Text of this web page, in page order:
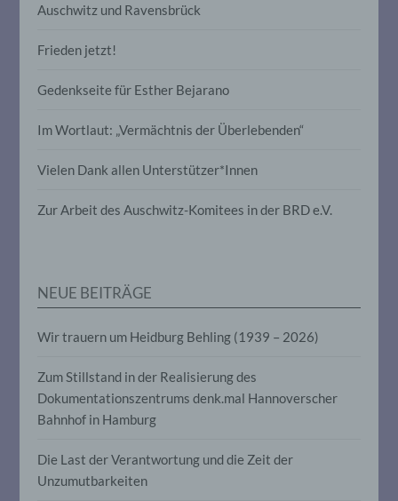
Auschwitz und Ravensbrück
Frieden jetzt!
Gedenkseite für Esther Bejarano
Im Wortlaut: „Vermächtnis der Überlebenden“
Vielen Dank allen Unterstützer*Innen
Zur Arbeit des Auschwitz-Komitees in der BRD e.V.
NEUE BEITRÄGE
Wir trauern um Heidburg Behling (1939 – 2026)
Zum Stillstand in der Realisierung des
Dokumentationszentrums denk.mal Hannoverscher
Bahnhof in Hamburg
Die Last der Verantwortung und die Zeit der
Unzumutbarkeiten
die darin besteht, dass diese
werden, um bestimmte persönliche
Person beziehen, zu bewerten,
insbesondere, um Aspekte bezüglich
Gesundheit, persönlicher Vorlieben,
natürlichen Person zu analysieren oder
f) Pseudonymisierung
Pseudonymisierung ist die Verarbeitung
personenbezogener Daten in einer Weise,
ohne Hinzuziehung zusätzlicher
Informationen nicht mehr einer
zugeordnet werden können, sofern diese
aufbewahrt werden und technischen und
organisatorischen Maßnahmen
unterliegen, die gewährleisten, dass die